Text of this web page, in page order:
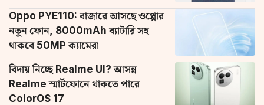
Oppo PYE110: বাজারে আসছে ওপ্পোর
নতুন ফোন, 8000mAh ব্যাটারি সহ
থাকবে 50MP ক্যামেরা
বিদায় নিচ্ছে Realme UI? আসন্ন
Realme স্মার্টফোনে থাকতে পারে
ColorOS 17